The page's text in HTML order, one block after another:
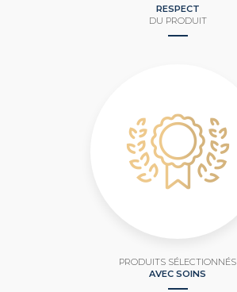
RESPECT
DU PRODUIT
PRODUITS SÉLECTIONNÉS
AVEC SOINS